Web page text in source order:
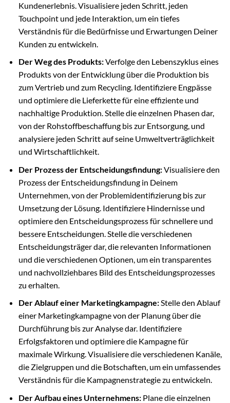
Kundenerlebnis. Visualisiere jeden Schritt, jeden
Touchpoint und jede Interaktion, um ein tiefes
Verständnis für die Bedürfnisse und Erwartungen Deiner
Kunden zu entwickeln.
Der Weg des Produkts:Verfolge den Lebenszyklus eines
Produkts von der Entwicklung über die Produktion bis
zum Vertrieb und zum Recycling. Identifiziere Engpässe
und optimiere die Lieferkette für eine effiziente und
nachhaltige Produktion. Stelle die einzelnen Phasen dar,
von der Rohstoffbeschaffung bis zur Entsorgung, und
analysiere jeden Schritt auf seine Umweltverträglichkeit
und Wirtschaftlichkeit.
Der Prozess der Entscheidungsfindung:Visualisiere den
Prozess der Entscheidungsfindung in Deinem
Unternehmen, von der Problemidentifizierung bis zur
Umsetzung der Lösung. Identifiziere Hindernisse und
optimiere den Entscheidungsprozess für schnellere und
bessere Entscheidungen. Stelle die verschiedenen
Entscheidungsträger dar, die relevanten Informationen
und die verschiedenen Optionen, um ein transparentes
und nachvollziehbares Bild des Entscheidungsprozesses
zu erhalten.
Der Ablauf einer Marketingkampagne:Stelle den Ablauf
einer Marketingkampagne von der Planung über die
Durchführung bis zur Analyse dar. Identifiziere
Erfolgsfaktoren und optimiere die Kampagne für
maximale Wirkung. Visualisiere die verschiedenen Kanäle,
die Zielgruppen und die Botschaften, um ein umfassendes
Verständnis für die Kampagnenstrategie zu entwickeln.
Der Aufbau eines Unternehmens:Plane die einzelnen